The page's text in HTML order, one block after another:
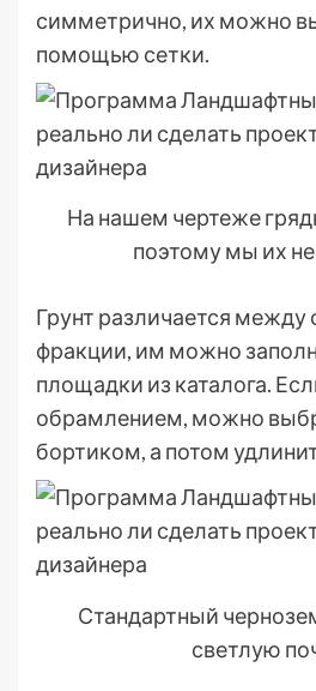
симметрично, их можно
помощью сетки.
На нашем чертеже
поэтому мы их
Грунт различается между
фракции, им можно
площадки из каталога.
обрамлением, можно
бортиком, а потом
Стандартный
светлую